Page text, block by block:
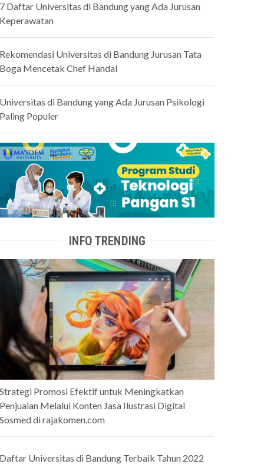
Daftar Universitas di Bandung yang Ada Jurusan
Universitas di Bandung Jurusan Tata
Mencetak Chef Handal
di Bandung yang Ada Jurusan Psikologi
Populer
INFO TRENDING
Promosi Efektif untuk Meningkatkan
Melalui Konten Jasa Ilustrasi Digital
di rajakomen.com
Universitas di Bandung Terbaik Tahun 2022